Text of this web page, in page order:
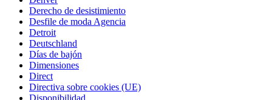
Derecho de desistimiento
Desfile de moda Agencia
Detroit
Deutschland
Días de bajón
Dimensiones
Direct
Directiva sobre cookies (UE)